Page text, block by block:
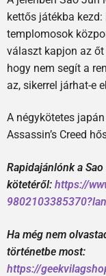
kettős játékba
templomosok
választ kapjon az őt
hogy nem segít a
az, sikerrel járhat-e
A négykötetes
Assassin’s Creed
Rapidajánlónk a
kötetéről: https://
Ha még nem
történetbe most:
https://